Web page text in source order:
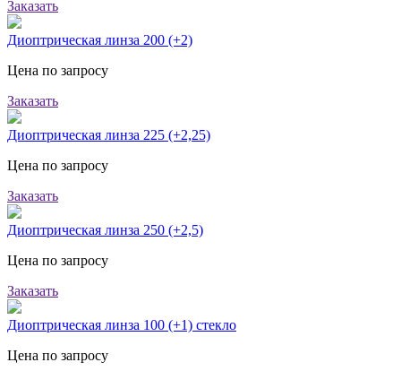
Заказать
Диоптрическая линза 200 (+2)
Цена по запросу
Заказать
Диоптрическая линза 225 (+2,25)
Цена по запросу
Заказать
Диоптрическая линза 250 (+2,5)
Цена по запросу
Заказать
Диоптрическая линза 100 (+1) стекло
Цена по запросу